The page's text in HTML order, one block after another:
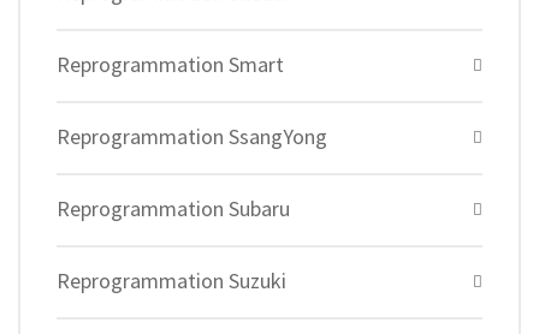
Reprogrammation Smart
Reprogrammation SsangYong
Reprogrammation Subaru
Reprogrammation Suzuki